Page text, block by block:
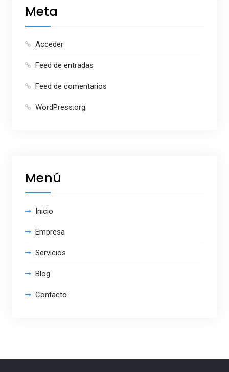
Meta
Acceder
Feed de entradas
Feed de comentarios
WordPress.org
Menú
Inicio
Empresa
Servicios
Blog
Contacto